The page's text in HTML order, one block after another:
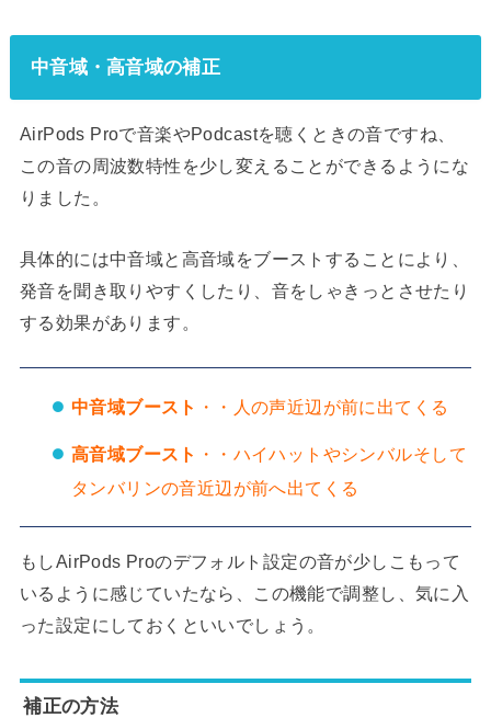
中音域・高音域の補正
AirPods Proで音楽やPodcastを聴くときの音ですね、
この音の周波数特性を少し変えることができるようにな
りました。
具体的には中音域と高音域をブーストすることにより、
発音を聞き取りやすくしたり、音をしゃきっとさせたり
する効果があります。
中音域ブースト ・・人の声近辺が前に出てくる
高音域ブースト
・・ハイハットやシンバルそして
タンバリンの音近辺が前へ出てくる
もしAirPods Proのデフォルト設定の音が少しこもって
いるように感じていたなら、この機能で調整し、気に入
った設定にしておくといいでしょう。
補正の方法